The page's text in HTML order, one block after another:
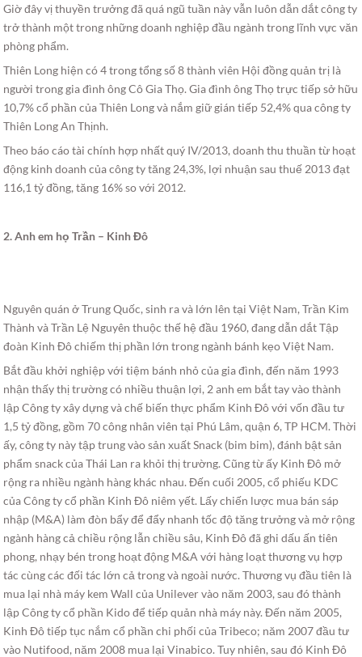
Giờ đây vị thuyền trưởng đã quá ngũ tuần này vẫn luôn dẫn dắt công ty
trở thành một trong những doanh nghiệp đầu ngành trong lĩnh vực văn
phòng phẩm.
Thiên Long hiện có 4 trong tổng số 8 thành viên Hội đồng quản trị là
người trong gia đình ông Cô Gia Thọ. Gia đình ông Thọ trực tiếp sở hữu
10,7% cổ phần của Thiên Long và nắm giữ gián tiếp 52,4% qua công ty
Thiên Long An Thịnh.
Theo báo cáo tài chính hợp nhất quý IV/2013, doanh thu thuần từ hoạt
động kinh doanh của công ty tăng 24,3%, lợi nhuận sau thuế 2013 đạt
116,1 tỷ đồng, tăng 16% so với 2012.
2. Anh em họ Trần – Kinh Đô
Nguyên quán ở Trung Quốc, sinh ra và lớn lên tại Việt Nam, Trần Kim
Thành và Trần Lệ Nguyên thuộc thế hệ đầu 1960, đang dẫn dắt Tập
đoàn Kinh Đô chiếm thị phần lớn trong ngành bánh kẹo Việt Nam.
Bắt đầu khởi nghiệp với tiệm bánh nhỏ của gia đình, đến năm 1993
nhận thấy thị trường có nhiều thuận lợi, 2 anh em bắt tay vào thành
lập Công ty xây dựng và chế biến thực phẩm Kinh Đô với vốn đầu tư
1,5 tỷ đồng, gồm 70 công nhân viên tại Phú Lâm, quận 6, TP HCM. Thời
ấy, công ty này tập trung vào sản xuất Snack (bim bim), đánh bật sản
phẩm snack của Thái Lan ra khỏi thị trường. Cũng từ ấy Kinh Đô mở
rộng ra nhiều ngành hàng khác nhau. Đến cuối 2005, cổ phiếu KDC
của Công ty cổ phần Kinh Đô niêm yết. Lấy chiến lược mua bán sáp
nhập (M&A) làm đòn bẩy để đẩy nhanh tốc độ tăng trưởng và mở rộng
ngành hàng cả chiều rộng lẫn chiều sâu, Kinh Đô đã ghi dấu ấn tiên
phong, nhạy bén trong hoạt động M&A với hàng loạt thương vụ hợp
tác cùng các đối tác lớn cả trong và ngoài nước. Thương vụ đầu tiên là
mua lại nhà máy kem Wall của Unilever vào năm 2003, sau đó thành
lập Công ty cổ phần Kido để tiếp quản nhà máy này. Đến năm 2005,
Kinh Đô tiếp tục nắm cổ phần chi phối của Tribeco; năm 2007 đầu tư
vào Nutifood, năm 2008 mua lại Vinabico. Tuy nhiên, sau đó Kinh Đô